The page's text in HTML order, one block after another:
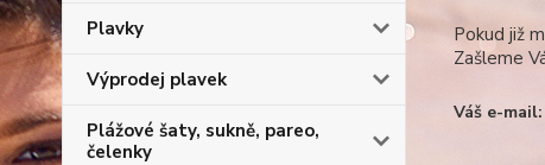
Plavky
Výprodej plavek
Plážové šaty, sukně, pareo,
čelenky
Pokud již
Zašleme
Váš e-mail: